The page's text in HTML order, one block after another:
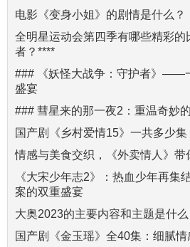
电影《变身小姐》的剧情是什么？
全明星运动会第四季有哪些精彩的
者？****
### 《妖怪大战争：守护者》——
盛宴
### 彗星来的那一夜2：重温奇妙
国产剧《乡村爱情15》一共多少集
情感与美食交织，《外卖情人》带
《大宋少年志2》：热血少年再集
案的双重盛宴
大奥2023的主要内容和主题是什么
国产剧《金玉瑶》全40集：细腻